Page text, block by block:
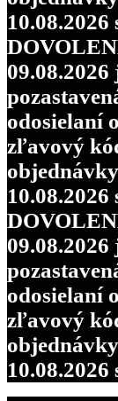
odosielaní
zľavový
odosielaní
zľavový